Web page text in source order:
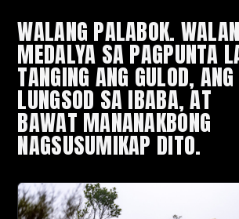
WALANG PALABOK.
MEDALYA SA PAGPUNTA
TANGING ANG GULOD, ANG
LUNGSOD SA IBABA, AT
BAWAT MANANAKBONG
NAGSUSUMIKAP DITO.